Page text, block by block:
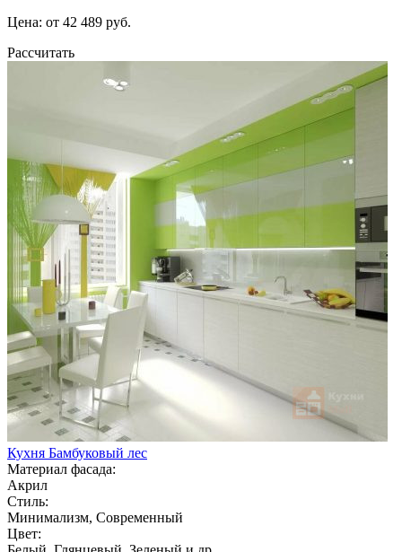
Цена: от 42 489 руб.
Рассчитать
Кухня Бамбуковый лес
Материал фасада:
Акрил
Стиль:
Минимализм, Современный
Цвет: